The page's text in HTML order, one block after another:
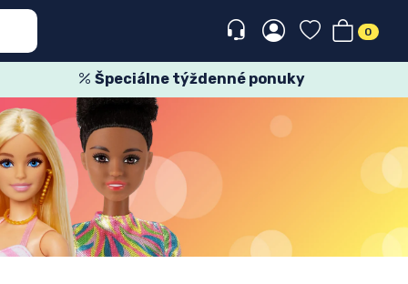
0
Špeciálne týždenné ponuky